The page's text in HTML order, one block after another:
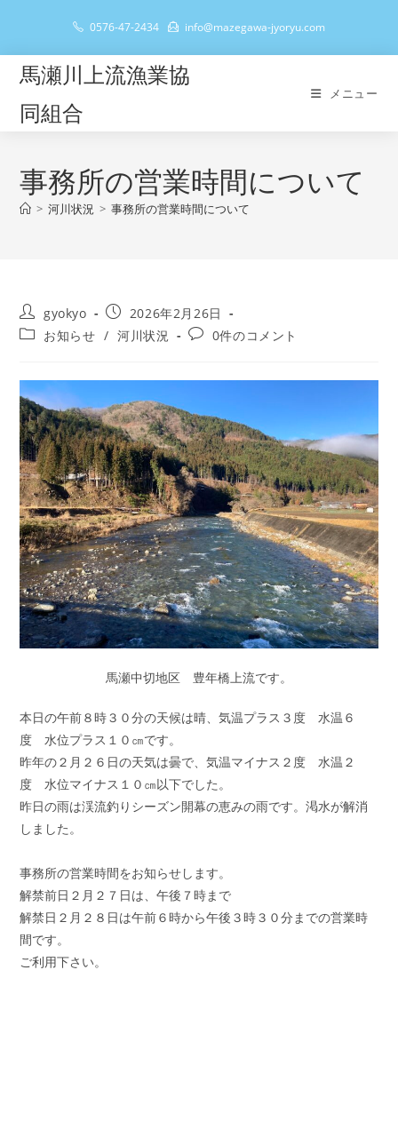
テ
0576-47-2434 info@mazegawa-jyoryu.com
馬瀬川上流漁業協
同組合
メニュー
事務所の営業時間について
> 河川状況 > 事務所の営業時間について
投
稿
者:
gyokyo
投
稿
公
日:
2026年2月26日
投
テ
ゴ
リ
ー:
お知らせ / 河川状況
投
メ
ト:
0件のコメント
馬瀬中切地区 豊年橋上流です。
本日の午前８時３０分の天候は晴、気温プラス３度 水温６
度 水位プラス１０㎝です。
昨年の２月２６日の天気は曇で、気温マイナス２度 水温２
度 水位マイナス１０㎝以下でした。
昨日の雨は渓流釣りシーズン開幕の恵みの雨です。渇水が解消
しました。
事務所の営業時間をお知らせします。
解禁前日２月２７日は、午後７時まで
解禁日２月２８日は午前６時から午後３時３０分までの営業時
間です。
ご利用下さい。